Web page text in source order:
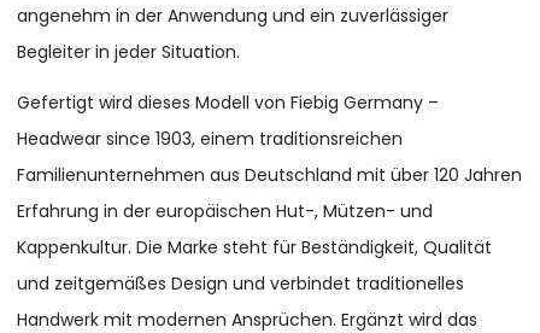
angenehm in der Anwendung und ein zuverlässiger
Begleiter in jeder Situation.
Gefertigt wird dieses Modell von Fiebig Germany –
Headwear since 1903, einem traditionsreichen
Familienunternehmen aus Deutschland mit über 120 Jahren
Erfahrung in der europäischen Hut-, Mützen- und
Kappenkultur. Die Marke steht für Beständigkeit, Qualität
und zeitgemäßes Design und verbindet traditionelles
Handwerk mit modernen Ansprüchen. Ergänzt wird das